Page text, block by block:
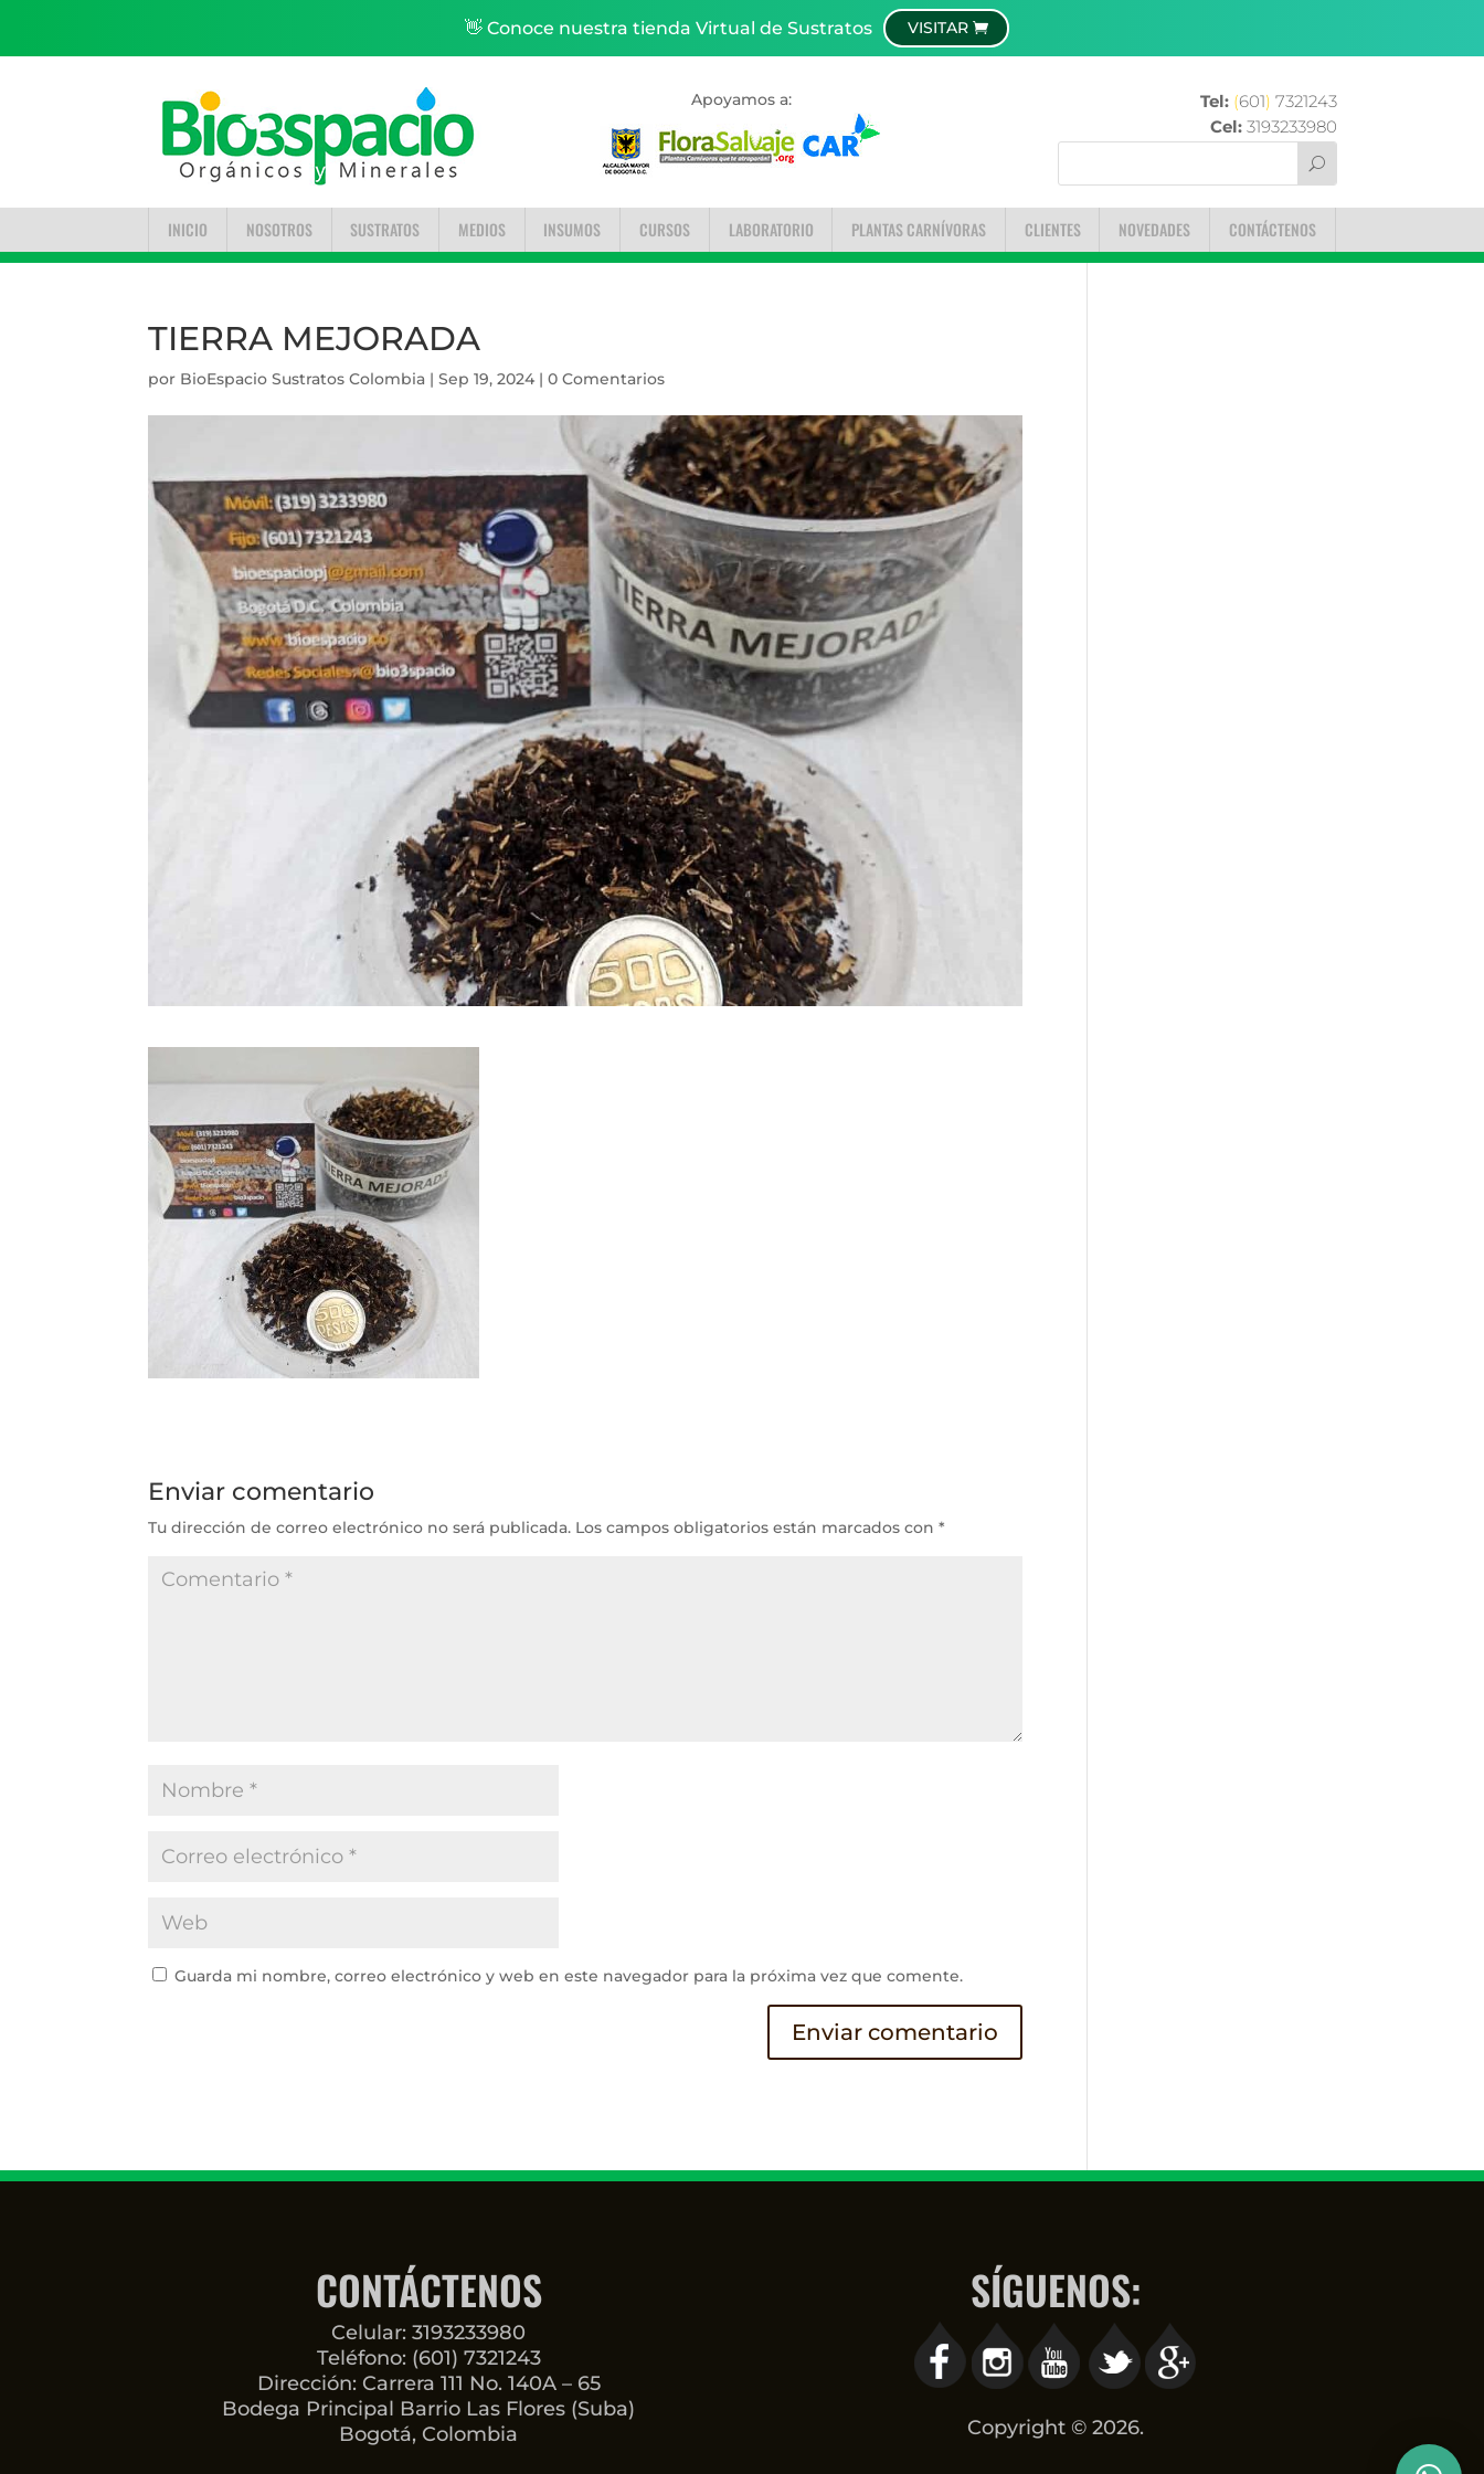
👋 Conoce nuestra tienda Virtual de Sustratos VISITAR
Apoyamos a: Tel: (601) 7321243
Cel:3193233980
INICIO NOSOTROS SUSTRATOS MEDIOS INSUMOS CURSOS LABORATORIO PLANTAS CARNÍVORAS CLIENTES NOVEDADES CONTÁCTENOS
TIERRA MEJORADA
por BioEspacio Sustratos Colombia |Sep 19, 2024 |0 Comentarios
Enviar comentario
Tu dirección de correo electrónico no será publicada. Los campos obligatorios están marcados con*
Guarda mi nombre, correo electrónico y web en este navegador para la próxima vez que comente.
CONTÁCTENOS
Celular: 3193233980
Teléfono: (601) 7321243
Dirección: Carrera 111 No. 140A – 65
Bodega Principal Barrio Las Flores (Suba)
Bogotá, Colombia
SÍGUENOS:
Copyright © 2026.
Soporte